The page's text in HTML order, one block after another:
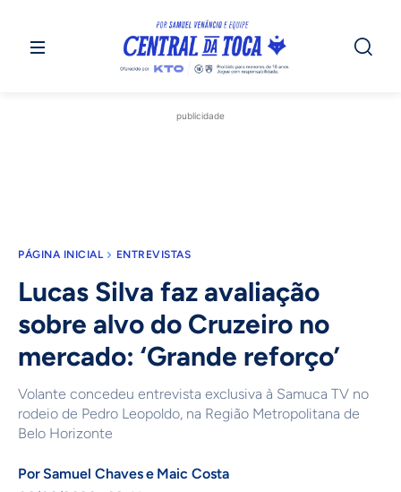
publicidade
PÁGINA INICIAL ENTREVISTAS
Lucas Silva faz avaliação
sobre alvo do Cruzeiro no
mercado: ‘Grande reforço’
Volante concedeu entrevista exclusiva à Samuca TV no
rodeio de Pedro Leopoldo, na Região Metropolitana de
Belo Horizonte
Por Samuel Chavese Maic Costa